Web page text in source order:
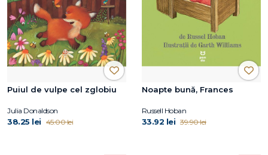
Puiul de vulpe cel zglobiu
Julia Donaldson
38.25 lei 45.00 lei
Noapte bună, Frances
Russell Hoban
33.92 lei 39.90 lei